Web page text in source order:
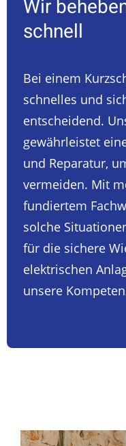
Wir
schnell
Bei einem
schnelles und
entscheidend.
gewährleistet
und Reparatur,
vermeiden. Mit
fundiertem
solche
für die sichere
elektrischen
unsere